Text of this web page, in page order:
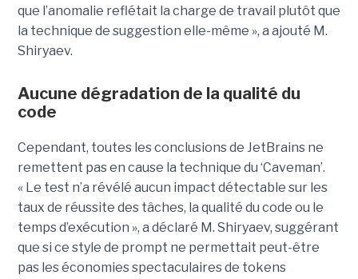
que l’anomalie reflétait la charge de travail plutôt que
la technique de suggestion elle-même », a ajouté M.
Shiryaev.
Aucune dégradation de la qualité du
code
Cependant, toutes les conclusions de JetBrains ne
remettent pas en cause la technique du ‘Caveman’.
« Le test n’a révélé aucun impact détectable sur les
taux de réussite des tâches, la qualité du code ou le
temps d’exécution », a déclaré M. Shiryaev, suggérant
que si ce style de prompt ne permettait peut-être
pas les économies spectaculaires de tokens